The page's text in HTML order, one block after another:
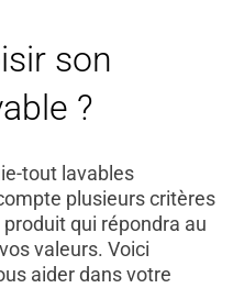
son
?
tout lavables
plusieurs critères
qui répondra au
valeurs. Voici
aider dans votre